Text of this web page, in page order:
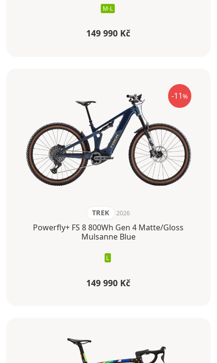
M-L
149 990 Kč
-11%
TREK 2026
Powerfly+ FS 8 800Wh Gen 4 Matte/Gloss
Mulsanne Blue
L
149 990 Kč